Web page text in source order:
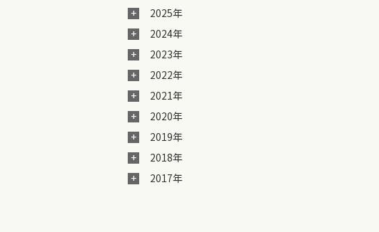
2025年
2024年
2023年
2022年
2021年
2020年
2019年
2018年
2017年